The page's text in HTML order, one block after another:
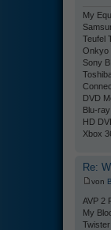
My
Teufel
Onkyo
Sony
DVD
Blu-
HD
Xbox
Re:
von
AVP 2
My